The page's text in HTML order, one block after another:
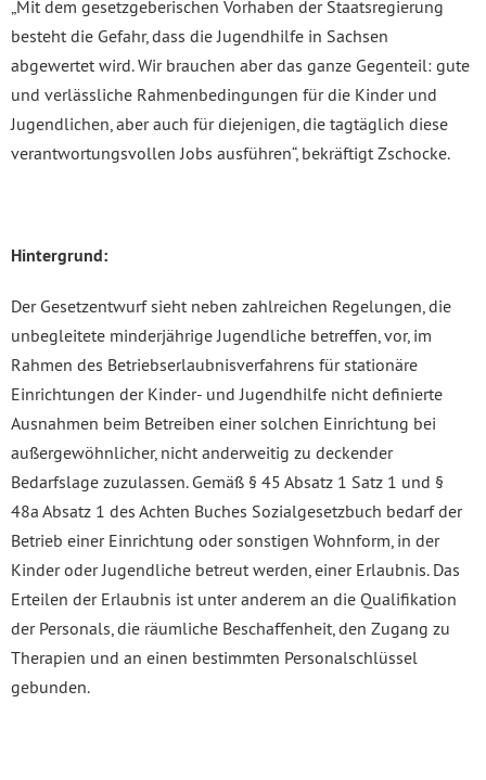
„Mit dem gesetzgeberischen Vorhaben der Staatsregierung
besteht die Gefahr, dass die Jugendhilfe in Sachsen
abgewertet wird. Wir brauchen aber das ganze Gegenteil: gute
und verlässliche Rahmenbedingungen für die Kinder und
Jugendlichen, aber auch für diejenigen, die tagtäglich diese
verantwortungsvollen Jobs ausführen“, bekräftigt Zschocke.
Hintergrund:
Der Gesetzentwurf sieht neben zahlreichen Regelungen, die
unbegleitete minderjährige Jugendliche betreffen, vor, im
Rahmen des Betriebserlaubnisverfahrens für stationäre
Einrichtungen der Kinder- und Jugendhilfe nicht definierte
Ausnahmen beim Betreiben einer solchen Einrichtung bei
außergewöhnlicher, nicht anderweitig zu deckender
Bedarfslage zuzulassen. Gemäß § 45 Absatz 1 Satz 1 und §
48a Absatz 1 des Achten Buches Sozialgesetzbuch bedarf der
Betrieb einer Einrichtung oder sonstigen Wohnform, in der
Kinder oder Jugendliche betreut werden, einer Erlaubnis. Das
Erteilen der Erlaubnis ist unter anderem an die Qualifikation
der Personals, die räumliche Beschaffenheit, den Zugang zu
Therapien und an einen bestimmten Personalschlüssel
gebunden.